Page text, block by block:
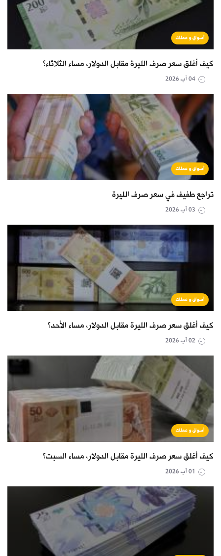
أسواق و عملات
كيف أغلق سعر صرف الليرة مقابل الدولار، مساء الثلاثاء؟
أسواق و عملات
تراجع طفيف في سعر صرف الليرة
أسواق و عملات
كيف أغلق سعر صرف الليرة مقابل الدولار، مساء الأحد؟
أسواق و عملات
كيف أغلق سعر صرف الليرة مقابل الدولار، مساء السبت؟